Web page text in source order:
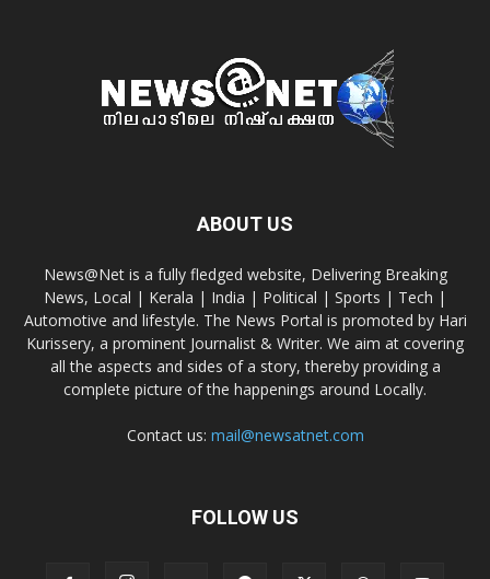
ABOUT US
News@Net is a fully fledged website, Delivering Breaking
News, Local | Kerala | India | Political | Sports | Tech |
Automotive and lifestyle. The News Portal is promoted by Hari
Kurissery, a prominent Journalist & Writer. We aim at covering
all the aspects and sides of a story, thereby providing a
complete picture of the happenings around Locally.
Contact us: mail@newsatnet.com
FOLLOW US